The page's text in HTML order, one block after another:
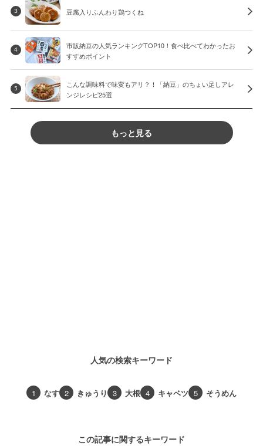
3 豆腐入りふんわり鶏つくね
4
市販納豆の人気ランキングTOP10！食べ比べてわかったお
すすめポイント
5
こんな調味料で味変もアリ？！「納豆」のちょい足しアレ
ンジレシピ25選
もっと見る
人気の検索キーワード
1 なす 2 きゅうり 3 大根 4 キャベツ 5 そうめん
この記事に関するキーワード